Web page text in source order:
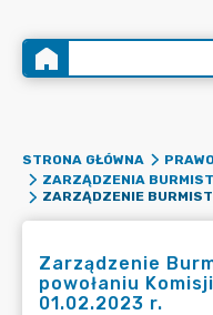
STRONA GŁÓWNA
ZARZĄDZENIA
Zarządzenie
powołaniu
01.02.2023 r.